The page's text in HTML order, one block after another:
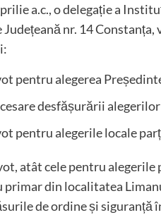
a.c., o delegație a
nr. 14
pentru alegerea
desfășurării
pentru alegerile locale
atât cele pentru
primar din localitatea
de ordine și siguranță